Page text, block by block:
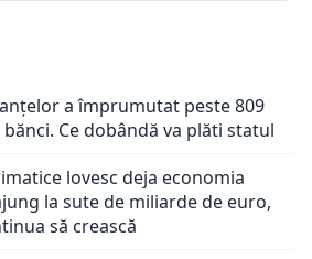
a împrumutat peste 809
Ce dobândă va plăti statul
lovesc deja economia
la sute de miliarde de euro,
să crească